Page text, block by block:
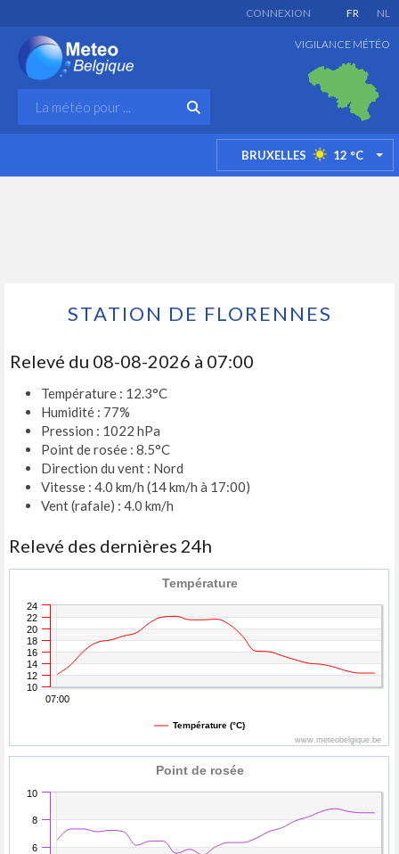
FR NL
CONNEXION
VIGILANCE MÉTÉO
BRUXELLES 12 °C
STATION DE FLORENNES
Relevé du 08-08-2026 à 07:00
Température : 12.3°C
Humidité : 77%
Pression : 1022 hPa
Point de rosée : 8.5°C
Direction du vent : Nord
Vitesse : 4.0 km/h (14 km/h à 17:00)
Vent (rafale) : 4.0 km/h
Relevé des dernières 24h
Température
Température (°C)
07:00
10
12
14
16
18
20
22
24
www.meteobelgique.be
Point de rosée
6
8
10